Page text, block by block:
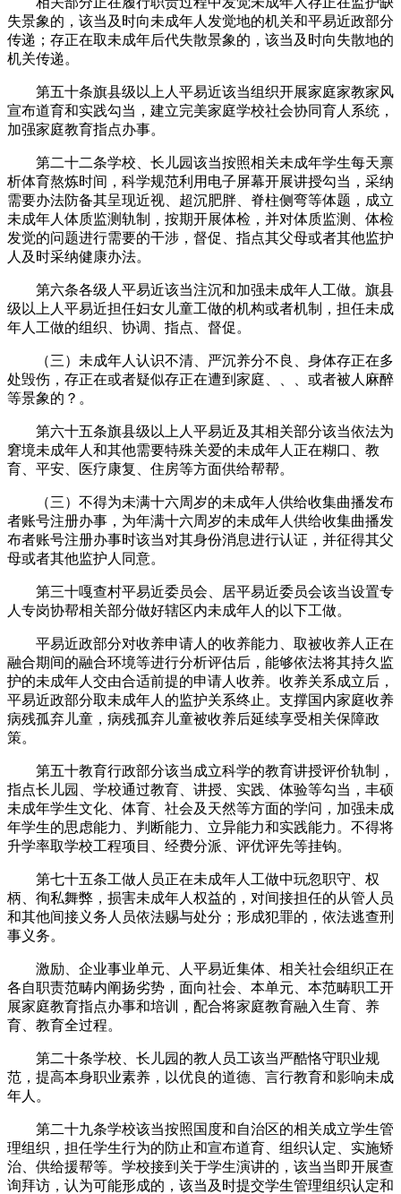
失景象的，该当及时向未成年人发觉地的机关和平易近政部分
传递；存正在取未成年后代失散景象的，该当及时向失散地的
机关传递。
第五十条旗县级以上人平易近该当组织开展家庭家教家风
宣布道育和实践勾当，建立完美家庭学校社会协同育人系统，
加强家庭教育指点办事。
第二十二条学校、长儿园该当按照相关未成年学生每天禀
析体育熬炼时间，科学规范利用电子屏幕开展讲授勾当，采纳
需要办法防备其呈现近视、超沉肥胖、脊柱侧弯等体题，成立
未成年人体质监测轨制，按期开展体检，并对体质监测、体检
发觉的问题进行需要的干涉，督促、指点其父母或者其他监护
人及时采纳健康办法。
第六条各级人平易近该当注沉和加强未成年人工做。旗县
级以上人平易近担任妇女儿童工做的机构或者机制，担任未成
年人工做的组织、协调、指点、督促。
（三）未成年人认识不清、严沉养分不良、身体存正在多
处毁伤，存正在或者疑似存正在遭到家庭、、、或者被人麻醉
等景象的？。
第六十五条旗县级以上人平易近及其相关部分该当依法为
窘境未成年人和其他需要特殊关爱的未成年人正在糊口、教
育、平安、医疗康复、住房等方面供给帮帮。
（三）不得为未满十六周岁的未成年人供给收集曲播发布
者账号注册办事，为年满十六周岁的未成年人供给收集曲播发
布者账号注册办事时该当对其身份消息进行认证，并征得其父
母或者其他监护人同意。
第三十嘎查村平易近委员会、居平易近委员会该当设置专
人专岗协帮相关部分做好辖区内未成年人的以下工做。
平易近政部分对收养申请人的收养能力、取被收养人正在
融合期间的融合环境等进行分析评估后，能够依法将其持久监
护的未成年人交由合适前提的申请人收养。收养关系成立后，
平易近政部分取未成年人的监护关系终止。支撑国内家庭收养
病残孤弃儿童，病残孤弃儿童被收养后延续享受相关保障政
策。
第五十教育行政部分该当成立科学的教育讲授评价轨制，
指点长儿园、学校通过教育、讲授、实践、体验等勾当，丰硕
未成年学生文化、体育、社会及天然等方面的学问，加强未成
年学生的思虑能力、判断能力、立异能力和实践能力。不得将
升学率取学校工程项目、经费分派、评优评先等挂钩。
第七十五条工做人员正在未成年人工做中玩忽职守、权
柄、徇私舞弊，损害未成年人权益的，对间接担任的从管人员
和其他间接义务人员依法赐与处分；形成犯罪的，依法逃查刑
事义务。
激励、企业事业单元、人平易近集体、相关社会组织正在
各自职责范畴内阐扬劣势，面向社会、本单元、本范畴职工开
展家庭教育指点办事和培训，配合将家庭教育融入生育、养
育、教育全过程。
第二十条学校、长儿园的教人员工该当严酷恪守职业规
范，提高本身职业素养，以优良的道德、言行教育和影响未成
年人。
第二十九条学校该当按照国度和自治区的相关成立学生管
理组织，担任学生行为的防止和宣布道育、组织认定、实施矫
治、供给援帮等。学校接到关于学生演讲的，该当当即开展查
询拜访，认为可能形成的，该当及时提交学生管理组织认定和